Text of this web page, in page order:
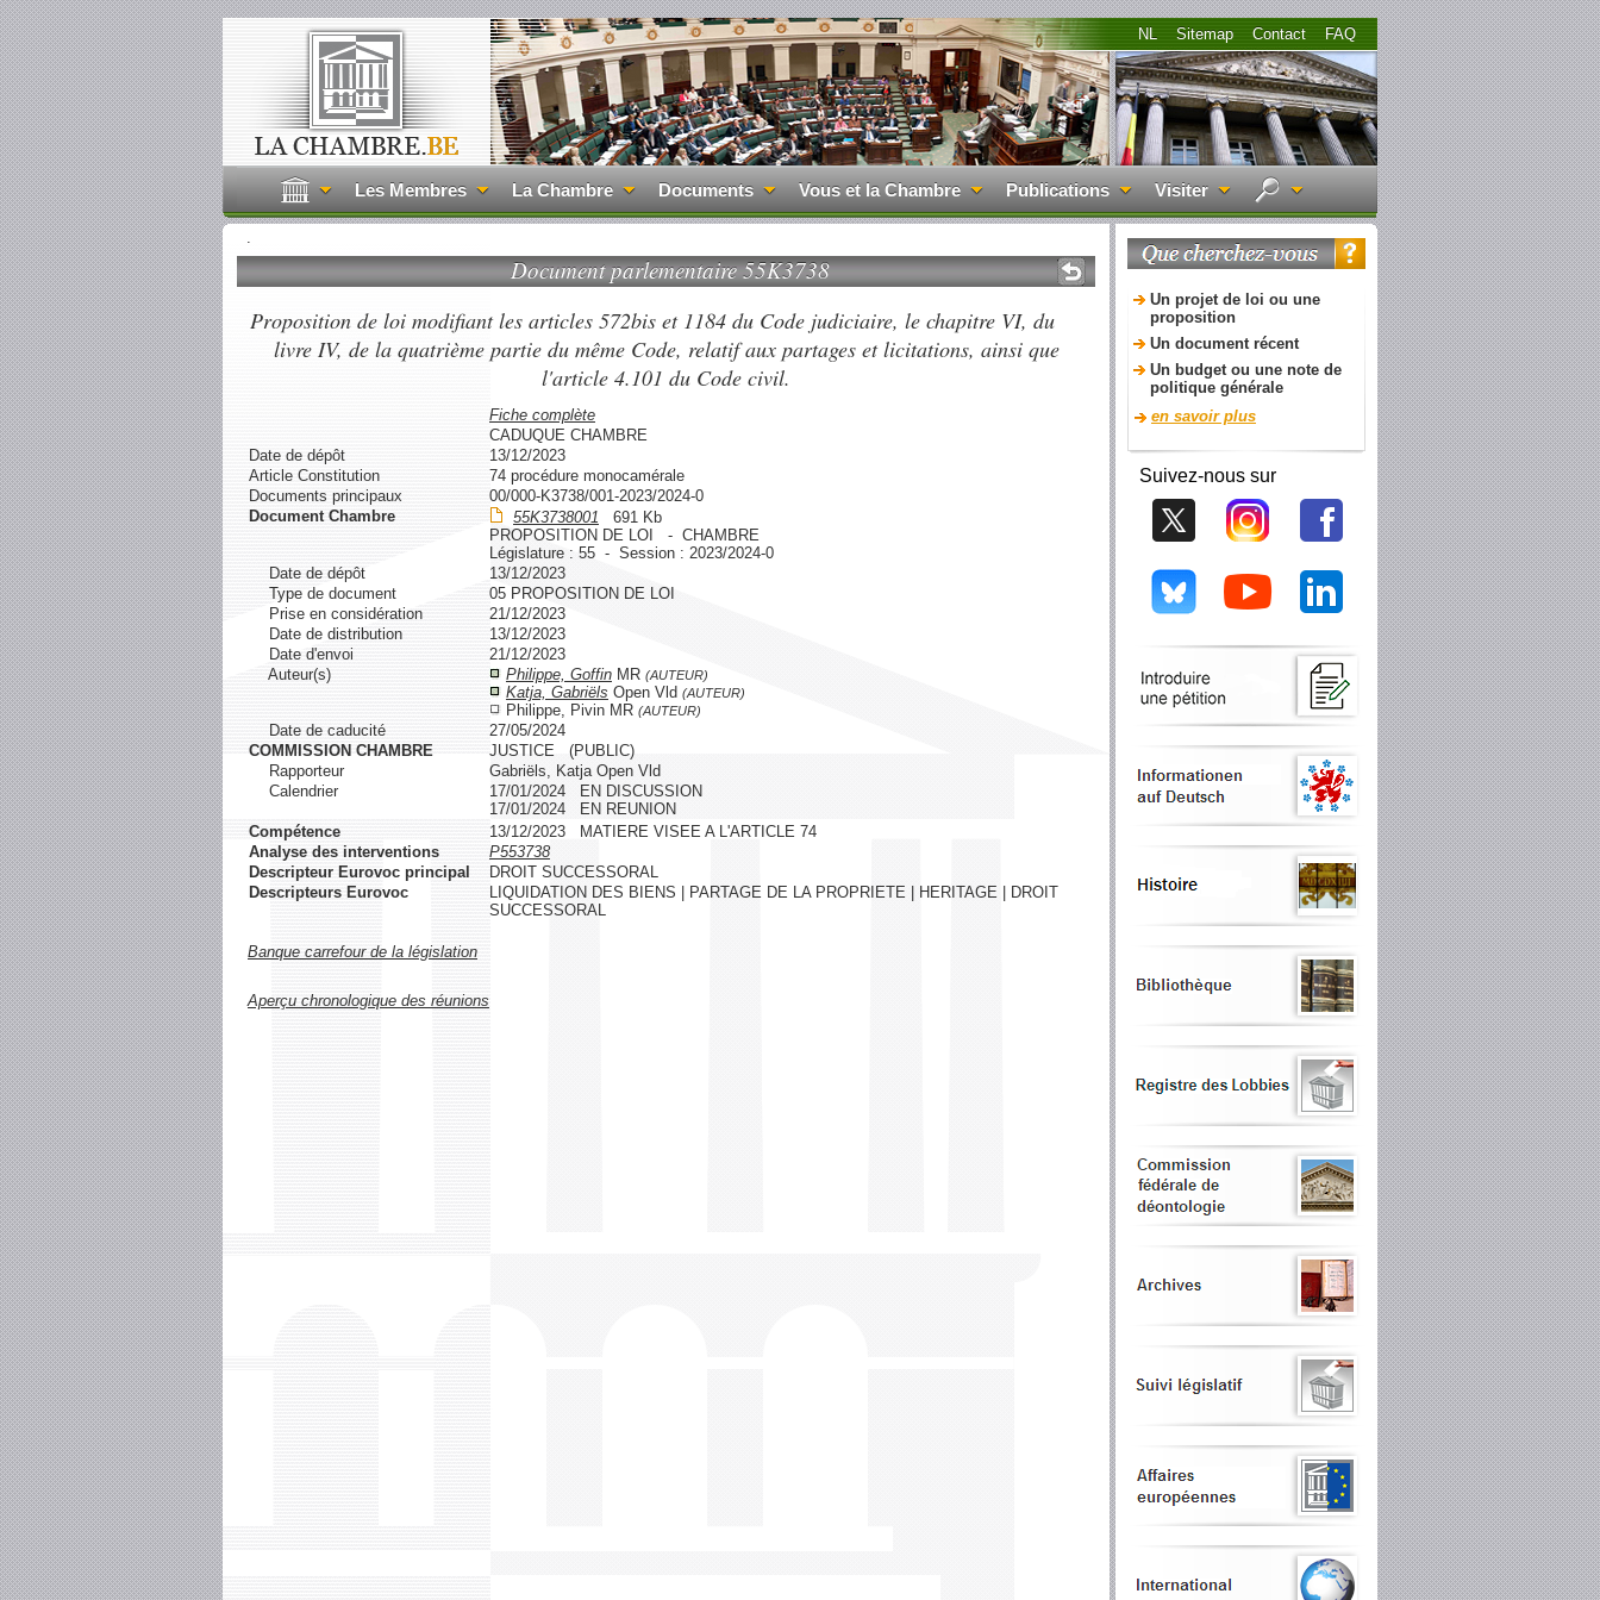
FAQ
Contact
Sitemap
NL
Les Membres La Chambre Documents Vous et la Chambre Publications Visiter
.
Document parlementaire 55K3738
Proposition de loi modifiant les articles 572bis et 1184 du Code judiciaire, le chapitre VI, du
livre IV, de la quatrième partie du même Code, relatif aux partages et licitations, ainsi que
l'article 4.101 du Code civil.
Fiche complète
CADUQUE CHAMBRE
Date de dépôt
13/12/2023
Article Constitution
74 procédure monocamérale
Documents principaux
00/000-K3738/001-2023/2024-0
Document Chambre
55K3738001 691 Kb
PROPOSITION DE LOI - CHAMBRE
Législature : 55 - Session : 2023/2024-0
Date de dépôt
13/12/2023
Type de document
05 PROPOSITION DE LOI
Prise en considération
21/12/2023
Date de distribution
13/12/2023
Date d'envoi
21/12/2023
Auteur(s)
Philippe, Goffin MR (AUTEUR)
Katja, Gabriëls Open Vld (AUTEUR)
Philippe, Pivin MR (AUTEUR)
Date de caducité
27/05/2024
COMMISSION CHAMBRE
JUSTICE (PUBLIC)
Rapporteur
Gabriëls, Katja Open Vld
Calendrier
17/01/2024 EN DISCUSSION
17/01/2024 EN REUNION
Compétence
13/12/2023 MATIERE VISEE A L'ARTICLE 74
Analyse des interventions
P553738
Descripteur Eurovoc principal
DROIT SUCCESSORAL
Descripteurs Eurovoc
LIQUIDATION DES BIENS | PARTAGE DE LA PROPRIETE | HERITAGE | DROIT
SUCCESSORAL
Banque carrefour de la législation
Aperçu chronologique des réunions
Un projet de loi ou une
proposition
Un document récent
Un budget ou une note de
politique générale
en savoir plus
Suivez-nous sur